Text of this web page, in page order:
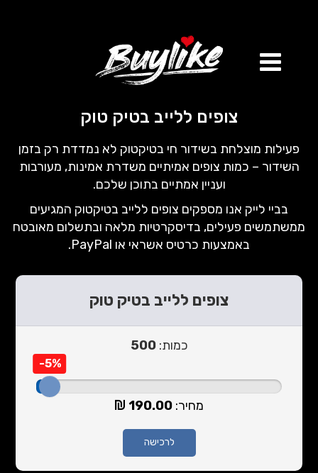
צופים ללייב בטיק טוק
פעילות מוצלחת בשידור חי בטיקטוק לא נמדדת רק בזמן
השידור – כמות צופים אמיתיים משדרת אמינות, מעורבות
ועניין אמתיים בתוכן שלכם.
בביי לייק אנו מספקים צופים ללייב בטיקטוק המגיעים
ממשתמשים פעילים, בדיסקרטיות מלאה ובתשלום מאובטח
באמצעות כרטיס אשראי או PayPal.
צופים ללייב בטיק טוק
כמות:500
-5%
מחיר:190.00
לרכישה